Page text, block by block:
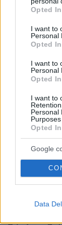
grant or
use your
consent
Opted In
I want to
Personal
Opted In
I want to
Personal
Opted In
I want to
Personal
Opted In
Google
Data
07.08.2026, 19:33
Η Λίλα
ανάρτηση του
λαού και
Εντυπωσιάζει
σύζυγος του
διακοπές τους
07.08.2026, 23:43